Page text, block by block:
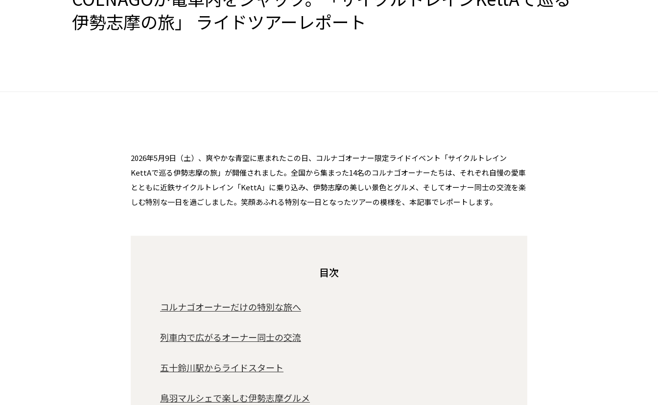
伊勢志摩の旅」 ライドツアーレポート
2026年5月9日（土）、爽やかな青空に恵まれたこの日、コルナゴオーナー限定ライドイベント「サイクルトレイン
KettAで巡る伊勢志摩の旅」が開催されました。全国から集まった14名のコルナゴオーナーたちは、それぞれ自慢の愛車
とともに近鉄サイクルトレイン「KettA」に乗り込み、伊勢志摩の美しい景色とグルメ、そしてオーナー同士の交流を楽
しむ特別な一日を過ごしました。笑顔あふれる特別な一日となったツアーの模様を、本記事でレポートします。
目次
コルナゴオーナーだけの特別な旅へ
列車内で広がるオーナー同士の交流
五十鈴川駅からライドスタート
鳥羽マルシェで楽しむ伊勢志摩グルメ